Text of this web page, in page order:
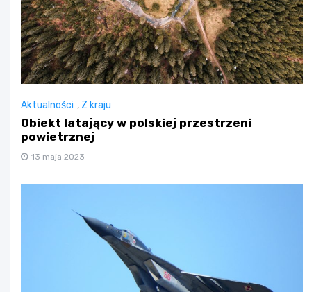
Aktualności , Z kraju
Obiekt latający w polskiej przestrzeni
powietrznej
13 maja 2023